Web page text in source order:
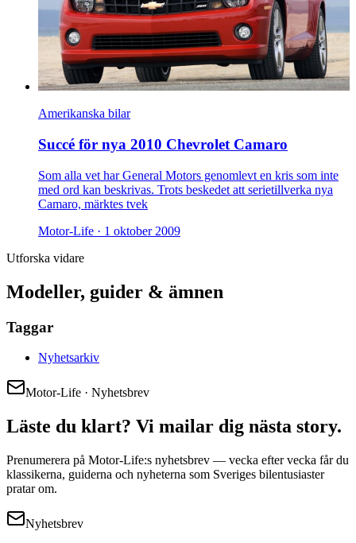
Amerikanska bilar
Succé för nya 2010 Chevrolet Camaro
Som alla vet har General Motors genomlevt en kris som inte
med ord kan beskrivas. Trots beskedet att serietillverka nya
Camaro, märktes tvek
Motor-Life · 1 oktober 2009
Utforska vidare
Modeller, guider & ämnen
Taggar
Nyhetsarkiv
Motor-Life · Nyhetsbrev
Läste du klart? Vi mailar dig nästa story.
Prenumerera på Motor-Life:s nyhetsbrev — vecka efter vecka får du
klassikerna, guiderna och nyheterna som Sveriges bilentusiaster
pratar om.
Nyhetsbrev